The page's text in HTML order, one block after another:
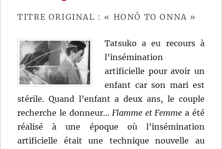
TITRE ORIGINAL : « HONÔ TO ONNA »
Tatsuko a eu recours à
l’insémination
artificielle pour avoir un
enfant car son mari est
stérile. Quand l’enfant a deux ans, le couple
recherche le donneur…Flamme et Femme a été
réalisé à une époque où l’insémination
artificielle était une technique nouvelle au